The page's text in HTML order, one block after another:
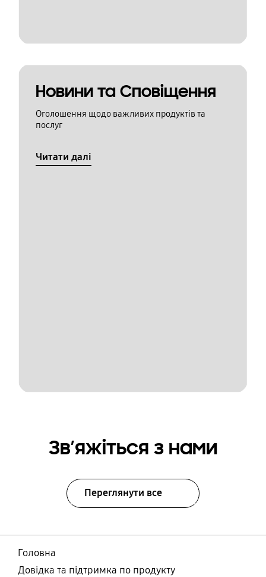
Новини та Сповіщення
Оголошення щодо важливих продуктів та
послуг
Читати далі
Зв’яжіться з нами
Переглянути все
Головна
Довідка та підтримка по продукту